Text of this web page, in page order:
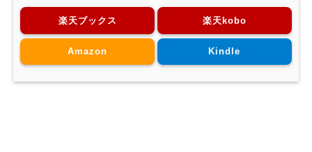
楽天ブックス 楽天kobo
Amazon Kindle